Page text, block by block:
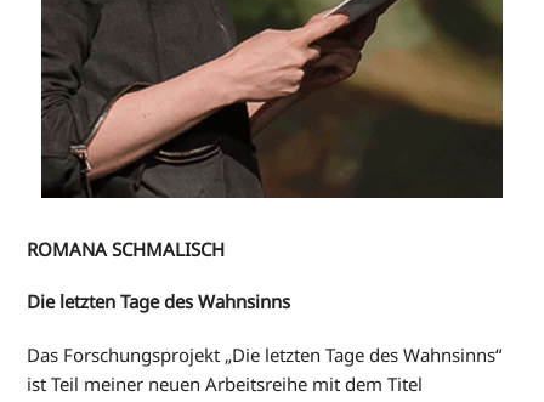
ROMANA SCHMALISCH
Die letzten Tage des Wahnsinns
Das Forschungsprojekt „Die letzten Tage des Wahnsinns“
ist Teil meiner neuen Arbeitsreihe mit dem Titel